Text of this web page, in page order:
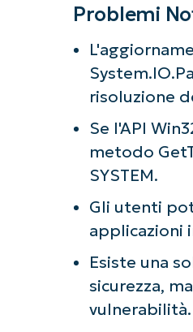
Problemi
risoluzione
Se l'API
metodo
SYSTEM.
Gli utenti
applicazioni
Esiste una
sicurezza,
vulnerabilità.